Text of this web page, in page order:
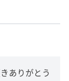
ありがとう